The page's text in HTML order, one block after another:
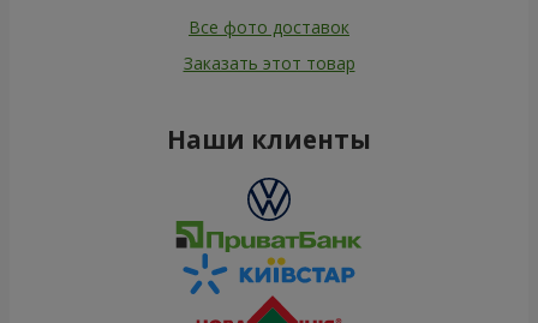
Все фото доставок
Заказать этот товар
Наши клиенты